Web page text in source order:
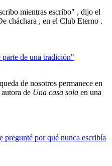
mientras escribo" , dijo el
cháchara , en el Club Eterno .
parte de una tradición"
de nosotros permanece en
de Una casa sola en una
pregunté por qué nunca escribía